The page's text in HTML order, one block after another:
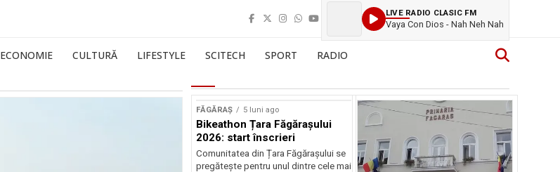
LIVE RADIO CLASIC FM
Vaya Con Dios - Nah Neh Nah
ECONOMIE CULTURĂ LIFESTYLE SCITECH SPORT RADIO
FĂGĂRAȘ 5 luni ago
Bikeathon Țara Făgărașului
2026: start înscrieri
Comunitatea din Țara Făgărașului se
pregătește pentru unul dintre cele mai